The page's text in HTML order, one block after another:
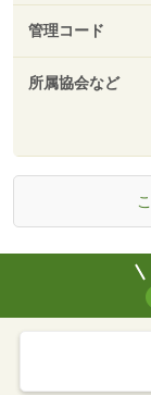
管理コード
所属協会など